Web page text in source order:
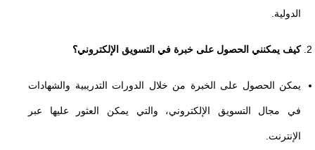
الدولية.
كيف يمكنني الحصول على خبرة في التسويق الإلكتروني؟
يمكن الحصول على الخبرة من خلال الدورات التدريبية والشهادات
في مجال التسويق الإلكتروني، والتي يمكن العثور عليها عبر
الإنترنت.